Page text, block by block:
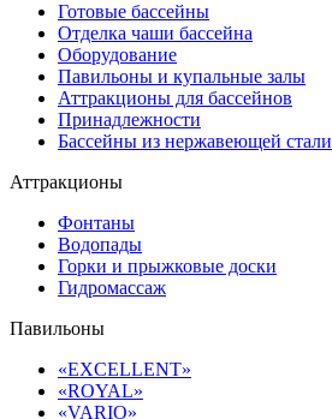
Готовые бассейны
Отделка чаши бассейна
Оборудование
Павильоны и купальные залы
Аттракционы для бассейнов
Принадлежности
Бассейны из нержавеющей стали
Аттракционы
Фонтаны
Водопады
Горки и прыжковые доски
Гидромассаж
Павильоны
«EXCELLENT»
«ROYAL»
«VARIO»